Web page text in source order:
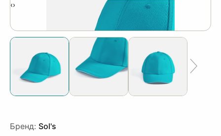
‹›
Бренд: Sol's